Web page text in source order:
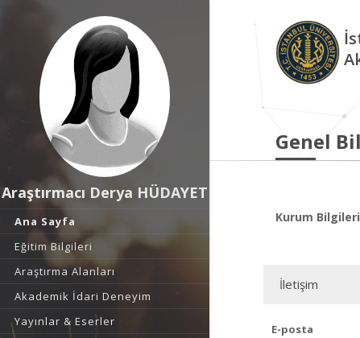
Araştırmacı Derya HÜDAYET
Ana Sayfa
Eğitim Bilgileri
Araştırma Alanları
Akademik İdari Deneyim
Yayınlar & Eserler
Genel
Kurum
İletişim
E-posta